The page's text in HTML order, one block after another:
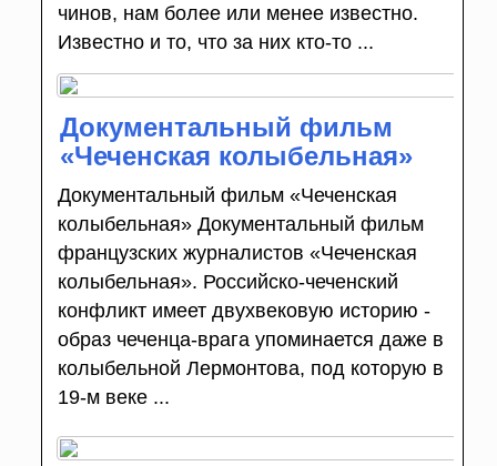
чинов, нам более или менее известно.
Известно и то, что за них кто-то ...
Документальный фильм
«Чеченская колыбельная»
Документальный фильм «Чеченская
колыбельная» Документальный фильм
французских журналистов «Чеченская
колыбельная». Российско-чеченский
конфликт имеет двухвековую историю -
образ чеченца-врага упоминается даже в
колыбельной Лермонтова, под которую в
19-м веке ...